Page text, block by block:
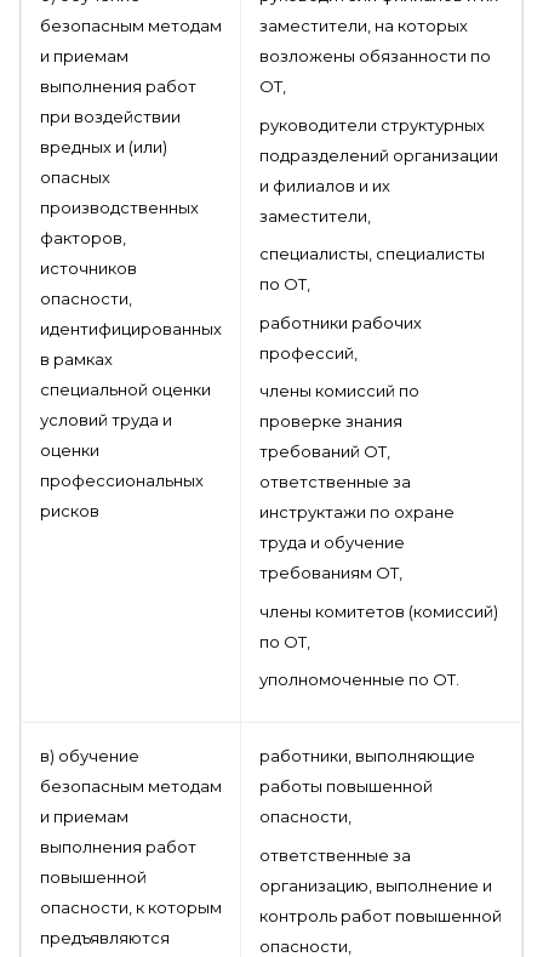
безопасным методам
и приемам
выполнения работ
при воздействии
вредных и (или)
опасных
производственных
факторов,
источников
опасности,
идентифицированных
в рамках
специальной оценки
условий труда и
оценки
профессиональных
рисков
заместители, на которых
возложены обязанности по
ОТ,
руководители структурных
подразделений организации
и филиалов и их
заместители,
специалисты, специалисты
по ОТ,
работники рабочих
профессий,
члены комиссий по
проверке знания
требований ОТ,
ответственные за
инструктажи по охране
труда и обучение
требованиям ОТ,
члены комитетов (комиссий)
по ОТ,
уполномоченные по ОТ.
в) обучение
безопасным методам
и приемам
выполнения работ
повышенной
опасности, к которым
предъявляются
работники, выполняющие
работы повышенной
опасности,
ответственные за
организацию, выполнение и
контроль работ повышенной
опасности,